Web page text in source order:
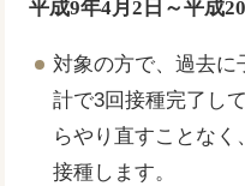
平成9年4月2日～平成
対象の方で、過去に
計で3回接種完了し
らやり直すことな
接種します。